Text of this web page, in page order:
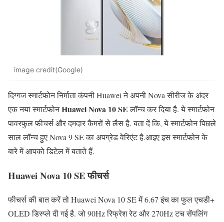
image credit(Google)
दिग्गज स्मार्टफोन निर्माता कंपनी Huawei ने अपनी Nova सीरीज के अंदर
एक नया स्मार्टफोनHuawei Nova 10 SEलॉन्च कर दिया है. ये स्मार्टफोन
पावरफुल फीचर्स और दमदार कैमरों से लैस है. बता दें कि, ये स्मार्टफोन पिछले
साल लॉन्च हुए Nova 9 SE का अपग्रेड वेरिएंट है.आइए इस स्मार्टफोन के
बारे में आपको डिटेल में बताते हैं.
Huawei Nova 10 SE फीचर्स
फीचर्स की बात करें तो Huawei Nova 10 SE में 6.67 इंच का फुल एचडी+
OLED डिस्प्ले दी गई है. जो 90Hz रिफ्रेश रेट और 270Hz टच सेंपलिंग